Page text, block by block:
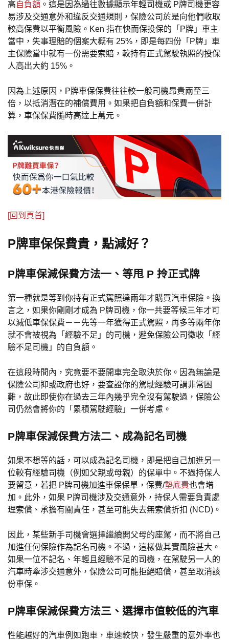
高自負額 。這是因為過往數據顯示年輕司機或 P牌司機更容
易涉及交通意外和違反交通規則，保險公司於是向他們收取
較高保費以平衡風險。Ken 指在快而保投保的「P牌」車主
當中，失事理賠的個案大概有 25%，即是每四份「P牌」車
主保險當中就有一份需要索賠，較持有正式駕駛執照的投保
人高出大約 15%。
因為上述原因，P牌車保保費往往較一般司機昂貴兩至三
倍，以抵消潛在的補償費用。如果把自負額和保費一併計
算，車保保費隨時高達上萬元。
[回到頁首]
P牌車保保費貴，點減好？
P牌車保減保費方法一、等甩 P 拎正式牌
第一種就是等到你持有正式駕照達兩年才購買汽車保險。換
言之，如果你剛剛才成為 P牌司機，你一共要等候三年才可
以減低車保保費－－先等一年獲得正式駕照，再多等兩年你
就不會被視為「經驗不足」的司機，避免保險公司徵收「經
驗不足司機」的自負額。
在這段時間內，究竟要不要開車完全取決於你。因為無論是
保險公司抑或政府也好，要查證你的駕駛經驗可謂非常困
難，故此即使你在過去三年內幾乎完全沒有駕駛過，保險公
司仍然會將你的「累積駕駛經驗」一併考慮。
P牌車保減保費方法二、成為記名司機
如果不想等的話，可以成為記名司機，即是把自己加進另一
位較有經驗司機（例如父親或母親）的保單中。不過持保人
要留意，若把 P牌司機加進車保保單，保費/墊底費也會增
加。此外，如果 P牌司機涉及交通意外，持保人需要負責處
理索償、承擔有關責任，甚至可能失去無索償折扣 (NCD)。
因此，某些新手司機會選擇繼續開父母的座駕，而不將自己
加進任何保險作為記名司機。不過，這樣做其實風險甚大。
如果一位不記名、年輕且經驗不足的司機，在駕駛另一人的
汽車時牽涉交通意外，保險公司可能拒絕賠償，甚至取消該
份車保。
P牌車保減保費方法三、選擇市值較低的汽車
性能越好的汽車例如跑車，車速較快，發生嚴重的意外率也